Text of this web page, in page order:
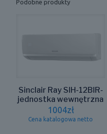
Podobne produkty
Sinclair Ray SIH-12BIR-
jednostka wewnętrzna
1004zł
Cena katalogowa netto